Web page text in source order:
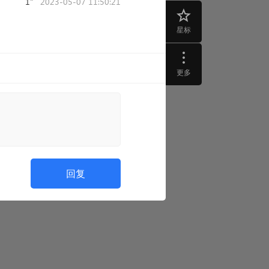
星标
更多
回复